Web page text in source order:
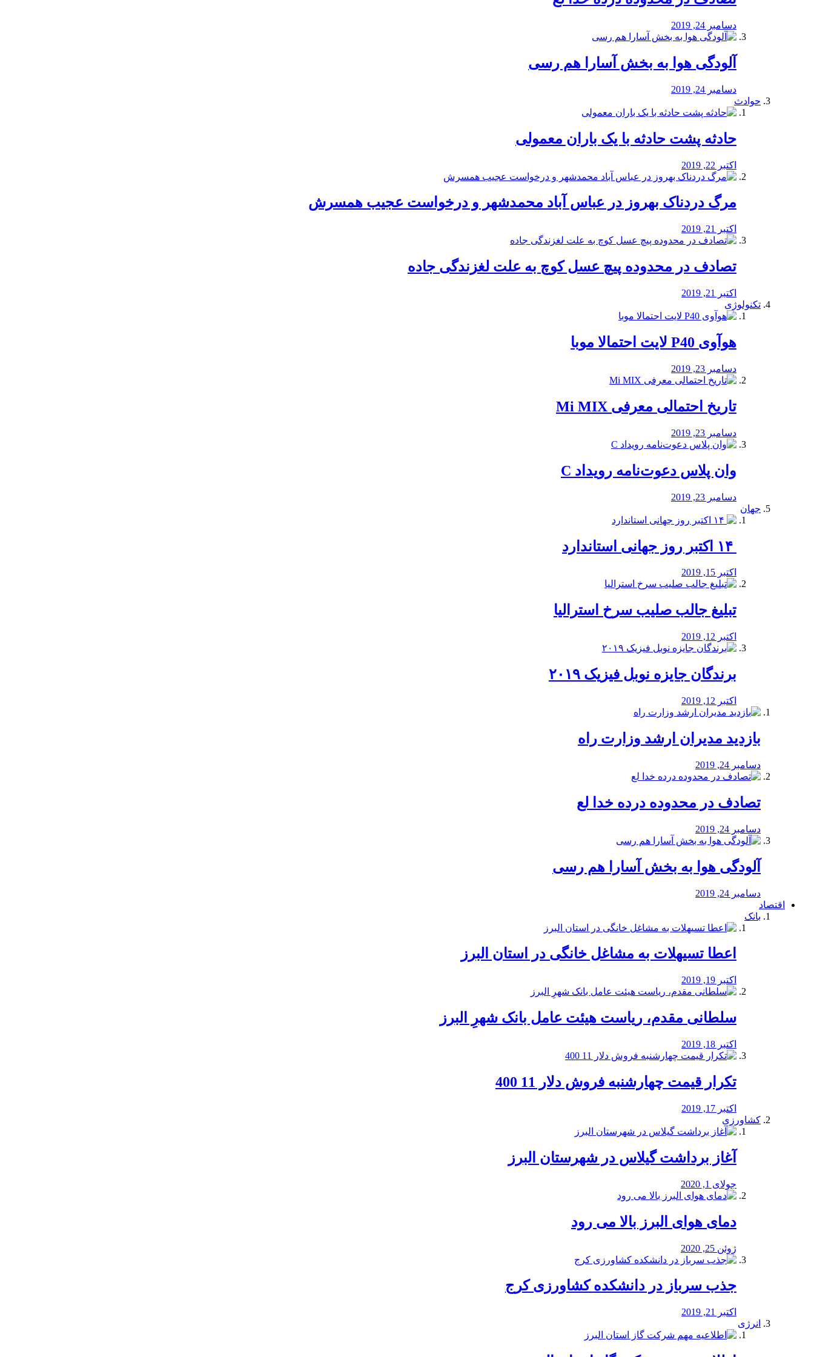
دسامبر 24, 2019
آلودگی هوا به بخش آسارا هم رسی
دسامبر 24, 2019
حوادث
️حادثه پشت حادثه با یک باران معمولی
اکتبر 22, 2019
مرگ دردناک بهروز در عباس آباد محمدشهر و درخواست عجیب همسرش
اکتبر 21, 2019
تصادف در محدوده پیچ عسل کوچ به علت لغزندگی جاده
اکتبر 21, 2019
تکنولوژی
هوآوی P40 لایت احتمالا موبا
دسامبر 23, 2019
تاریخ احتمالی معرفی Mi MIX
دسامبر 23, 2019
وان پلاس دعوت‌نامه رویداد C
دسامبر 23, 2019
جهان
اکتبر 15, 2019
تبلیغ جالب صلیب سرخ استرالیا
اکتبر 12, 2019
برندگان جایزه نوبل فیزیک ۲۰۱۹
اکتبر 12, 2019
بازدید مدیران ارشد وزارت راه
دسامبر 24, 2019
تصادف در محدوده درده خدا لع
دسامبر 24, 2019
آلودگی هوا به بخش آسارا هم رسی
دسامبر 24, 2019
اقتصاد
بانک
️اعطا تسیهلات به مشاغل خانگی در استان البرز
اکتبر 19, 2019
سلطانی مقدم، ریاست هیئت عامل بانک شهرِ البرز
اکتبر 18, 2019
تکرار قیمت چهارشنبه فروش دلار 11 400
اکتبر 17, 2019
کشاورزی
آغاز برداشت گیلاس در شهرستان البرز
جولای 1, 2020
دمای هوای البرز بالا می رود
ژوئن 25, 2020
جذب سرباز در دانشکده کشاورزی کرج
اکتبر 21, 2019
انرژی